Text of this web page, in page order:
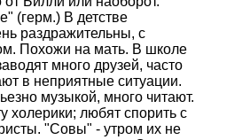
(герм.) В детстве
раздражительны, с
Похожи на мать. В школе
много друзей, часто
в неприятные ситуации.
музыкой, много читают.
холерики; любят спорить с
"Совы" - утром их не